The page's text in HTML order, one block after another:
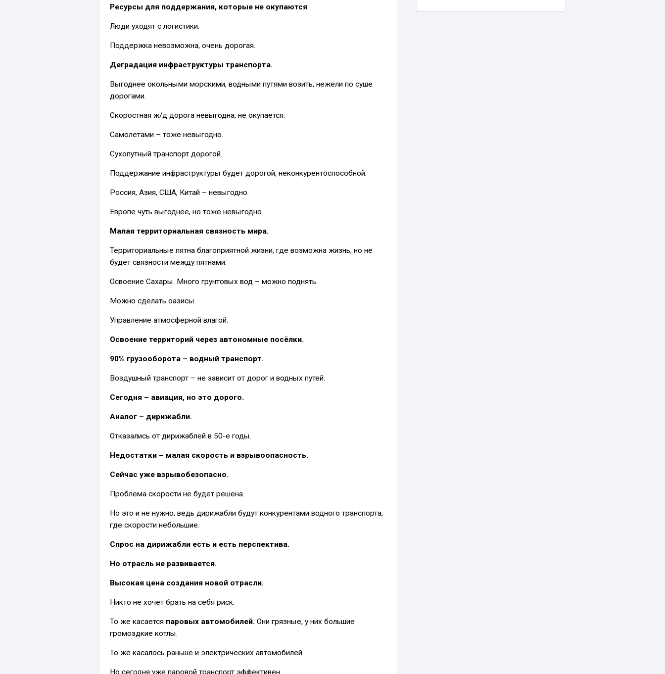
Ресурсы для поддержания, которые не окупаются.
Люди уходят с логистики.
Поддержка невозможна, очень дорогая.
Деградация инфраструктуры транспорта.
Выгоднее окольными морскими, водными путями возить, нежели по суше
дорогами.
Скоростная ж/д дорога невыгодна, не окупается.
Самолётами – тоже невыгодно.
Сухопутный транспорт дорогой.
Поддержание инфраструктуры будет дорогой, неконкурентоспособной.
Россия, Азия, США, Китай – невыгодно.
Европе чуть выгоднее, но тоже невыгодно.
Малая территориальная связность мира.
Территориальные пятна благоприятной жизни, где возможна жизнь, но не
будет связности между пятнами.
Освоение Сахары. Много грунтовых вод – можно поднять.
Можно сделать оазисы.
Управление атмосферной влагой.
Освоение территорий через автономные посёлки.
90% грузооборота – водный транспорт.
Воздушный транспорт – не зависит от дорог и водных путей.
Сегодня – авиация, но это дорого.
Аналог – дирижабли.
Отказались от дирижаблей в 50-е годы.
Недостатки – малая скорость и взрывоопасность.
Сейчас уже взрывобезопасно.
Проблема скорости не будет решена.
Но это и не нужно, ведь дирижабли будут конкурентами водного транспорта,
где скорости небольшие.
Спрос на дирижабли есть и есть перспектива.
Но отрасль не развивается.
Высокая цена создания новой отрасли.
Никто не хочет брать на себя риск.
То же касается паровых автомобилей. Они грязные, у них большие
громоздкие котлы.
То же касалось раньше и электрических автомобилей.